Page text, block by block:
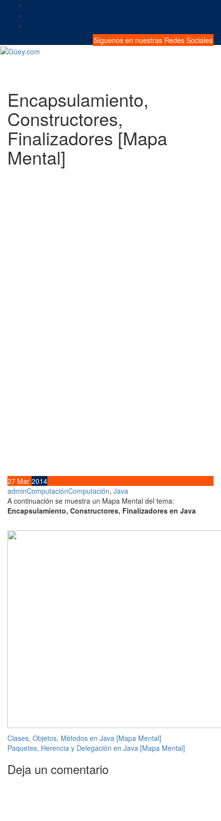
contenido
Síguenos en nuestras Redes Sociales
Encapsulamiento,
Constructores,
Finalizadores [Mapa
Mental]
27 Mar 2014
adminComputaciónComputación, Java
A continuación se muestra un Mapa Mental del tema:
Encapsulamiento, Constructores, Finalizadores en Java
Navegación
de
entradas
Clases, Objetos, Métodos en Java [Mapa Mental]
Paquetes, Herencia y Delegación en Java [Mapa Mental]
Deja un comentario